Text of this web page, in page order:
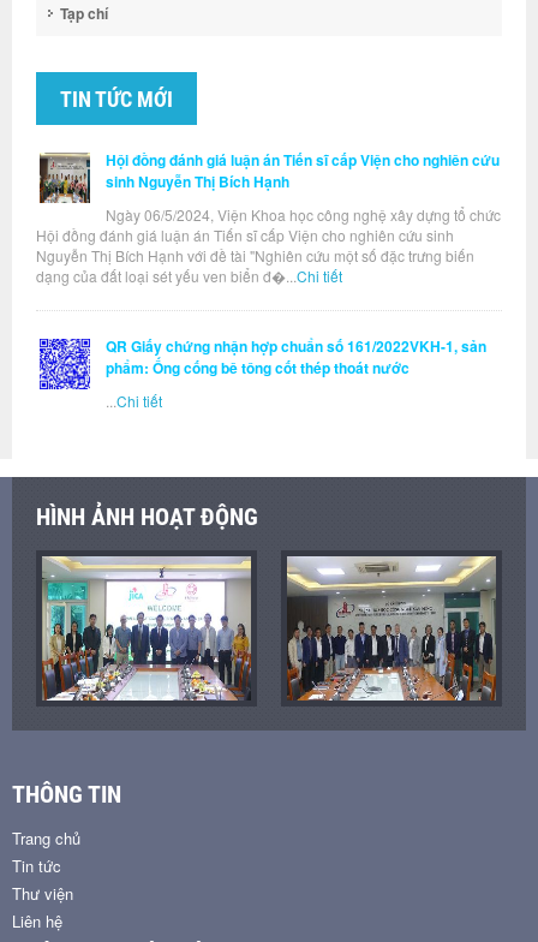
Tạp chí
TIN TỨC MỚI
Hội đồng đánh giá luận án Tiến sĩ cấp Viện cho nghiên cứu
sinh Nguyễn Thị Bích Hạnh
Ngày 06/5/2024, Viện Khoa học công nghệ xây dựng tổ chức
Hội đồng đánh giá luận án Tiến sĩ cấp Viện cho nghiên cứu sinh
Nguyễn Thị Bích Hạnh với đề tài "Nghiên cứu một số đặc trưng biến
dạng của đất loại sét yếu ven biển đ�... Chi tiết
QR Giấy chứng nhận hợp chuẩn số 161/2022VKH-1, sản
phẩm: Ống cống bê tông cốt thép thoát nước
Chi tiết
HÌNH ẢNH HOẠT ĐỘNG
THÔNG TIN
Trang chủ
Tin tức
Thư viện
Liên hệ